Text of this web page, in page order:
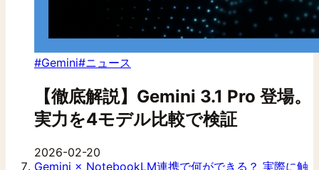
#Gemini#ニュース
【徹底解説】Gemini 3.1 Pro 登場。
実力を4モデル比較で検証
2026-02-20
Gemini × NotebookLM連携で何ができる？ 実際に触